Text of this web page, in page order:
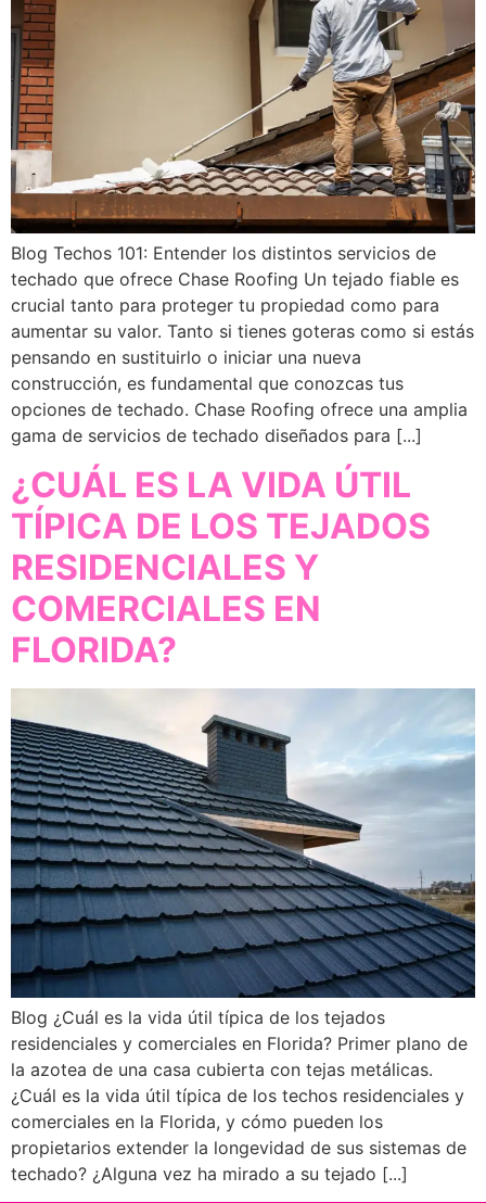
Blog Techos 101: Entender los distintos servicios de
techado que ofrece Chase Roofing Un tejado fiable es
crucial tanto para proteger tu propiedad como para
aumentar su valor. Tanto si tienes goteras como si estás
pensando en sustituirlo o iniciar una nueva
construcción, es fundamental que conozcas tus
opciones de techado. Chase Roofing ofrece una amplia
gama de servicios de techado diseñados para [...]
¿CUÁL ES LA VIDA ÚTIL
TÍPICA DE LOS TEJADOS
RESIDENCIALES Y
COMERCIALES EN
FLORIDA?
Blog ¿Cuál es la vida útil típica de los tejados
residenciales y comerciales en Florida? Primer plano de
la azotea de una casa cubierta con tejas metálicas.
¿Cuál es la vida útil típica de los techos residenciales y
comerciales en la Florida, y cómo pueden los
propietarios extender la longevidad de sus sistemas de
techado? ¿Alguna vez ha mirado a su tejado [...]